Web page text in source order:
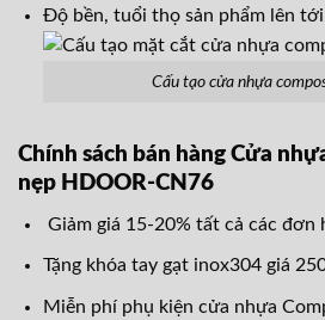
Độ bền, tuổi thọ sản phẩm lên tới
Cấu tạo cửa nhựa
Chính sách bán hàng Cửa
nẹp HDOOR-CN76
Giảm giá 15-20% tất cả các đơn
Tặng khóa tay gạt inox304 giá
Miễn phí phụ kiện cửa nhựa